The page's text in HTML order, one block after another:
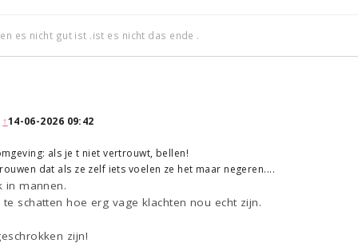
es nicht gut ist .ist es nicht das ende .
↑14-06-2026 09:42
als je t niet vertrouwt, bellen!
dat als ze zelf iets voelen ze het maar negeren....
in mannen.
schatten hoe erg vage klachten nou echt zijn.
zijn!